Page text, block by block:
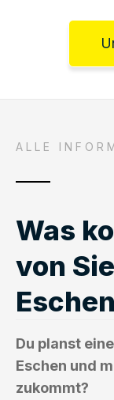
ALLE
Was
von
Du planst
Eschen und
zukommt?